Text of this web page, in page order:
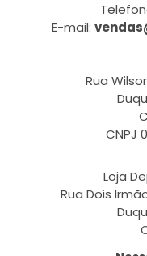
E-mail:
Rua
CNPJ
Loja
Rua Dois